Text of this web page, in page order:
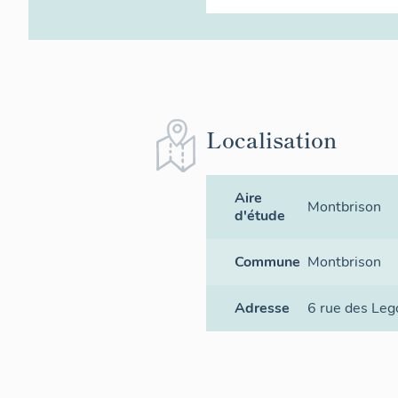
Localisation
Aire
d'étude
Montbrison
Commune Montbrison
Adresse 6 rue des